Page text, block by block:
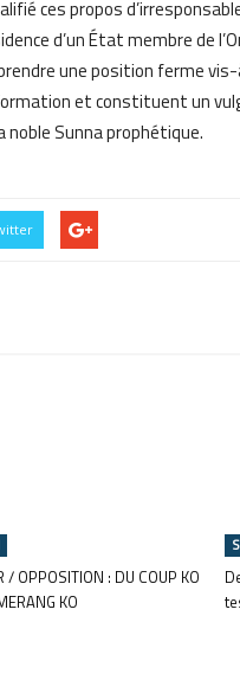
ces propos
d’un État membre de
prendre une position ferme
et constituent un
Sunna prophétique.
/ OPPOSITION : DU COUP KO
KO